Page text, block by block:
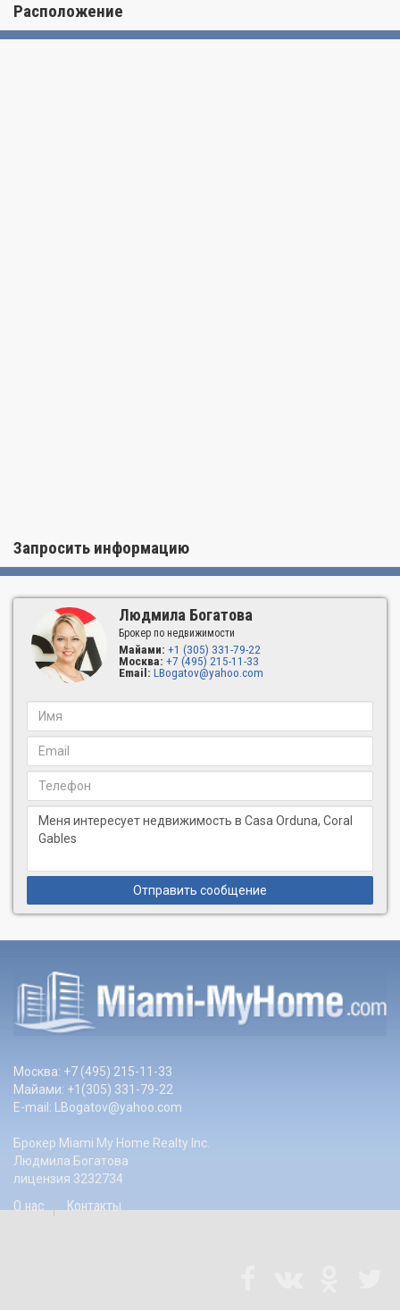
Расположение
Запросить информацию
Людмила Богатова
Брокер по недвижимости
Майами: +1 (305) 331-79-22
Москва: +7 (495) 215-11-33
Email: LBogatov@yahoo.com
Отправить сообщение
Москва: +7 (495) 215-11-33
Майами: +1(305) 331-79-22
E-mail: LBogatov@yahoo.com
Брокер Miami My Home Realty Inc.
Людмила Богатова
лицензия 3232734
О нас Контакты